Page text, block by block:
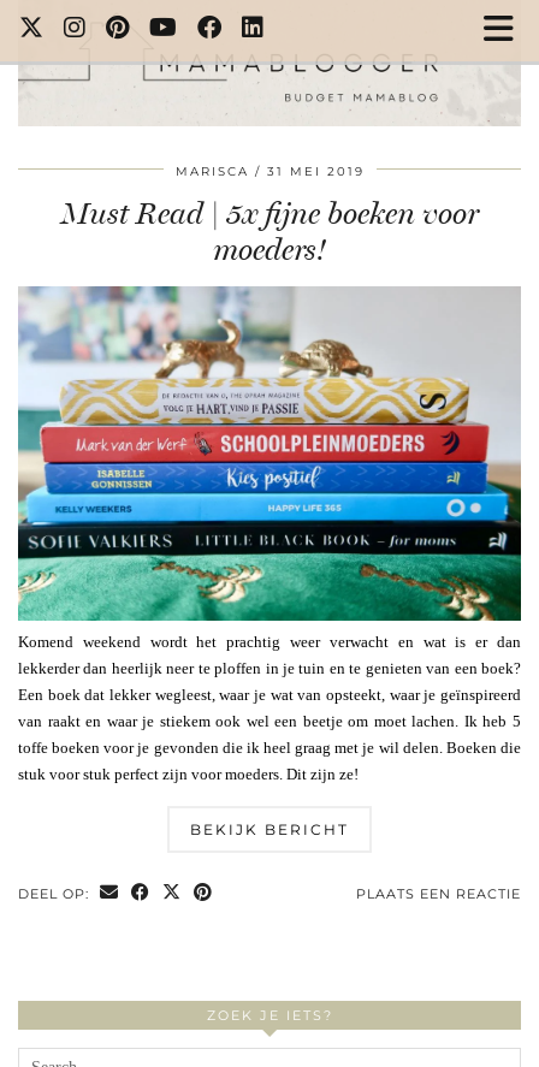
MARISCA 31 MEI 2019
Must Read | 5x fijne boeken voor
moeders!
Komend weekend wordt het prachtig weer verwacht en wat is er dan
lekkerder dan heerlijk neer te ploffen in je tuin en te genieten van een boek?
Een boek dat lekker wegleest, waar je wat van opsteekt, waar je geïnspireerd
van raakt en waar je stiekem ook wel een beetje om moet lachen. Ik heb 5
toffe boeken voor je gevonden die ik heel graag met je wil delen. Boeken die
stuk voor stuk perfect zijn voor moeders. Dit zijn ze!
BEKIJK BERICHT
DEEL OP: PLAATS EEN REACTIE
ZOEK JE IETS?